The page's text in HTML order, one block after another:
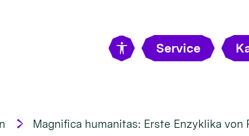
Service
Magnifica humanitas: Erste Enzyklika